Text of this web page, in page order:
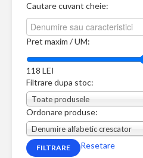
Cautare cuvant cheie:
Pret maxim / UM:
118 LEI
Filtrare dupa stoc:
Toate produsele
Ordonare produse:
Denumire alfabetic crescator
Resetare